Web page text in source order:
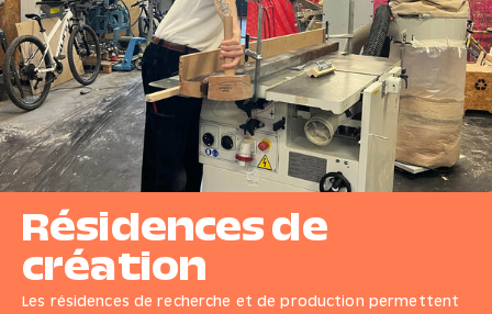
Résidences de
création
Les résidences de recherche et de production permettent